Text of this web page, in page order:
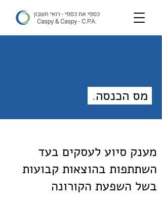
מס הכנסה.
מענק סיוע לעסקים בעד
השתתפות בהוצאות קבועות
בשל השפעת הקורונה